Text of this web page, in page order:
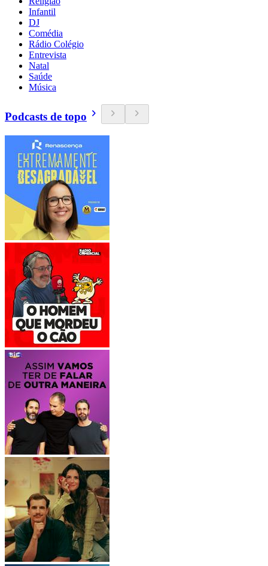
Infantil
DJ
Comédia
Rádio Colégio
Entrevista
Natal
Saúde
Música
Podcasts de topo